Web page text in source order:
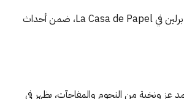
كشف المستشار تركي آل الشيخ عن مفاجأة لافتة ضمن كواليس مسلسل الأمير للنجم المصري أحمد عز، بعدما أعلن مشاركة النجم الإسباني بيدرو ألونسو، المعروف عالمياً بشخصية برلين في La Casa de Papel، ضمن أحداث
عز ونخبة من النجوم والمفاجآت، يظهر في